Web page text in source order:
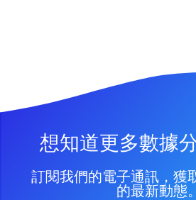
想知道更多數據
訂閱我們的電子通訊，獲
的最新動態。